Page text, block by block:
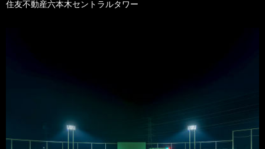
住友不動産六本木セントラルタワー